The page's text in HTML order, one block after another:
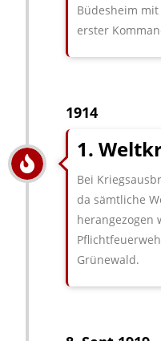
Büdesheim
erster
1914
1.
Bei
da sämtliche
herangezogen
Grünewald.